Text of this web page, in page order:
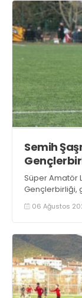
Semih
Süper Amatör
Gençlerbirliği,
06 Ağustos